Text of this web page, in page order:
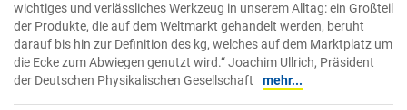
wichtiges und verlässliches Werkzeug in unserem Alltag: ein Großteil
der Produkte, die auf dem Weltmarkt gehandelt werden, beruht
darauf bis hin zur Definition des kg, welches auf dem Marktplatz um
die Ecke zum Abwiegen genutzt wird.“ Joachim Ullrich, Präsident
der Deutschen Physikalischen Gesellschaft
mehr...